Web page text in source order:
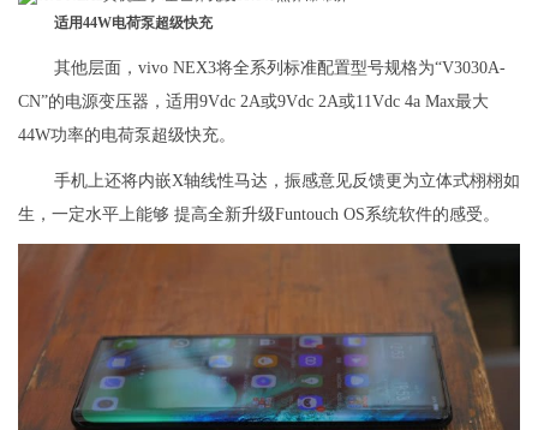
适用44W电荷泵超级快充
其他层面，vivo NEX3将全系列标准配置型号规格为“V3030A-
CN”的电源变压器，适用9Vdc 2A或9Vdc 2A或11Vdc 4a Max最大
44W功率的电荷泵超级快充。
手机上还将内嵌X轴线性马达，振感意见反馈更为立体式栩栩如
生，一定水平上能够 提高全新升级Funtouch OS系统软件的感受。